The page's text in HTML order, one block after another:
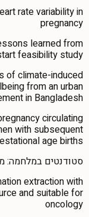
rate variability in
pregnancy
learned from
feasibility study
of climate-induced
from an urban
in Bangladesh
circulating
with subsequent
age births
סטודנטים במלחמה:
extraction with
and suitable for
oncology